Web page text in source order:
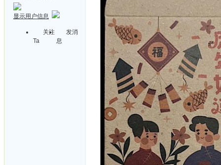
显示用户信息
关注
Ta
发消
息